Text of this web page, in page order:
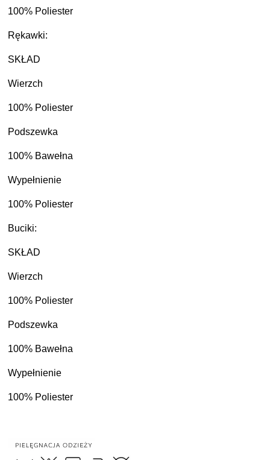
100% Poliester
Rękawki:
SKŁAD
Wierzch
100% Poliester
Podszewka
100% Bawełna
Wypełnienie
100% Poliester
Buciki:
SKŁAD
Wierzch
100% Poliester
Podszewka
100% Bawełna
Wypełnienie
100% Poliester